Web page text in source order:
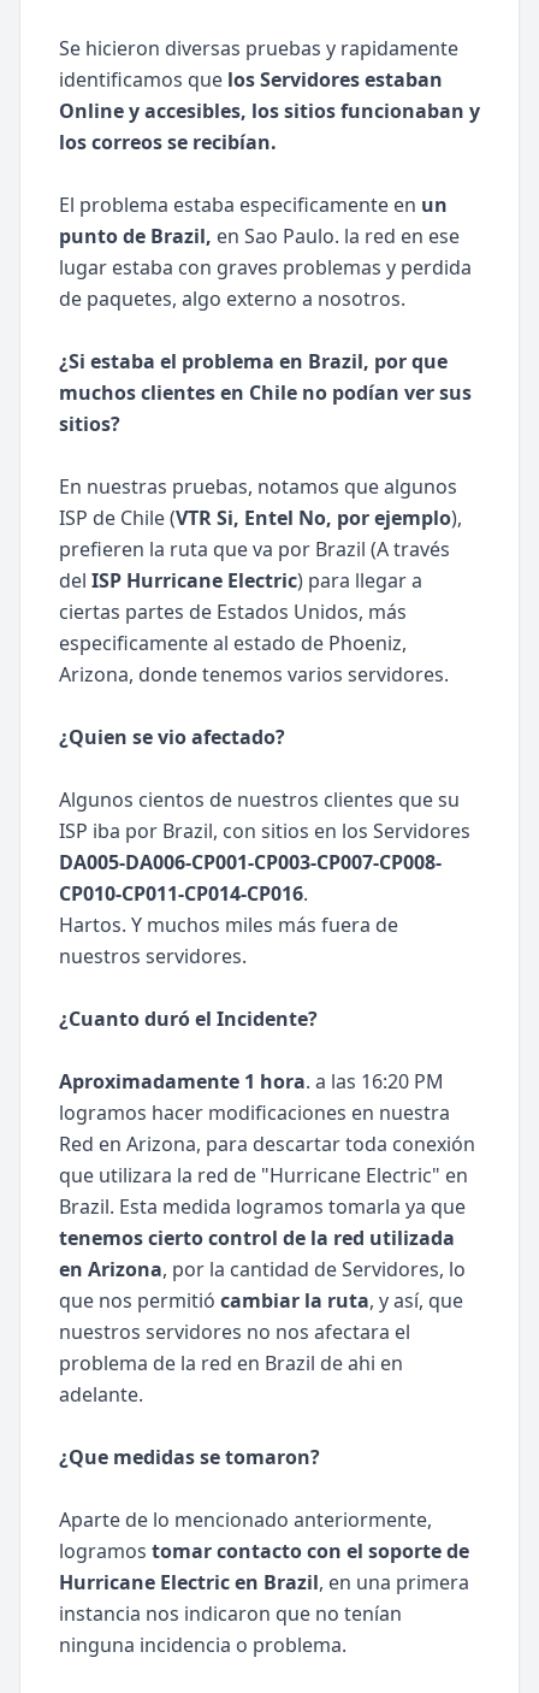
Se hicieron diversas pruebas y rapidamente
identificamos que los Servidores estaban
Online y accesibles, los sitios funcionaban y
los correos se recibían.
El problema estaba especificamente en un
punto de Brazil, en Sao Paulo. la red en ese
lugar estaba con graves problemas y perdida
de paquetes, algo externo a nosotros.
¿Si estaba el problema en Brazil, por que
muchos clientes en Chile no podían ver sus
sitios?
En nuestras pruebas, notamos que algunos
ISP de Chile (VTR Si, Entel No, por ejemplo),
prefieren la ruta que va por Brazil (A través
del ISP Hurricane Electric) para llegar a
ciertas partes de Estados Unidos, más
especificamente al estado de Phoeniz,
Arizona, donde tenemos varios servidores.
¿Quien se vio afectado?
Algunos cientos de nuestros clientes que su
ISP iba por Brazil, con sitios en los Servidores
DA005-DA006-CP001-CP003-CP007-CP008-
CP010-CP011-CP014-CP016.
Hartos. Y muchos miles más fuera de
nuestros servidores.
¿Cuanto duró el Incidente?
Aproximadamente 1 hora. a las 16:20 PM
logramos hacer modificaciones en nuestra
Red en Arizona, para descartar toda conexión
que utilizara la red de "Hurricane Electric" en
Brazil. Esta medida logramos tomarla ya que
tenemos cierto control de la red utilizada
en Arizona, por la cantidad de Servidores, lo
que nos permitió cambiar la ruta, y así, que
nuestros servidores no nos afectara el
problema de la red en Brazil de ahi en
adelante.
¿Que medidas se tomaron?
Aparte de lo mencionado anteriormente,
logramos tomar contacto con el soporte de
Hurricane Electric en Brazil, en una primera
instancia nos indicaron que no tenían
ninguna incidencia o problema.